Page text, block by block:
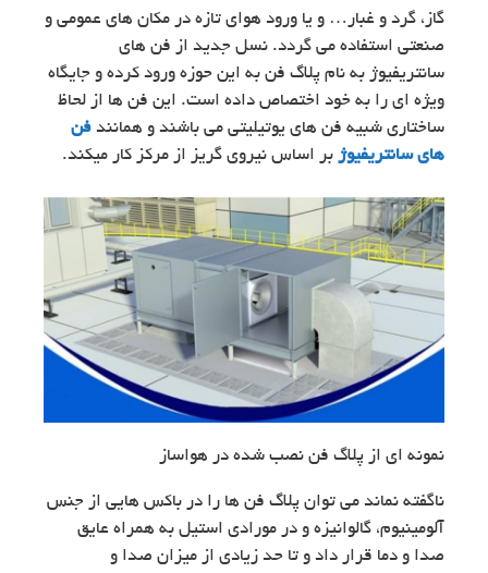
گاز، گرد و غبار… و یا ورود هوای تازه در مکان های عمومی و
صنعتی استفاده می گردد. نسل جدید از فن های
سانتریفیوژ به نام پلاگ فن به این حوزه ورود کرده و جایگاه
ویژه ای را به خود اختصاص داده است. این فن ها از لحاظ
ساختاری شبیه فن های یوتیلیتی می باشند و همانند فن
های سانتریفیوژ بر اساس نیروی گریز از مرکز کار میکند.
نمونه ای از پلاگ فن نصب شده در هواساز
ناگفته نماند می توان پلاگ فن ها را در باکس هایی از جنس
آلومینیوم، گالوانیزه و در مورادی استیل به همراه عایق
صدا و دما قرار داد و تا حد زیادی از میزان صدا و